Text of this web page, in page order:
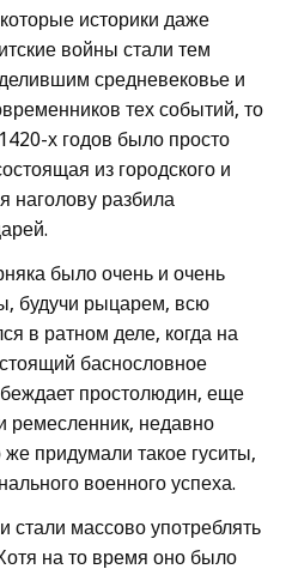
историки даже
войны стали тем
средневековье и
тех событий, то
х годов было просто
из городского и
наголову разбила
было очень и очень
будучи рыцарем, всю
в ратном деле, когда на
баснословное
простолюдин, еще
ремесленник, недавно
придумали такое гуситы,
военного успеха.
массово употреблять
на то время оно было